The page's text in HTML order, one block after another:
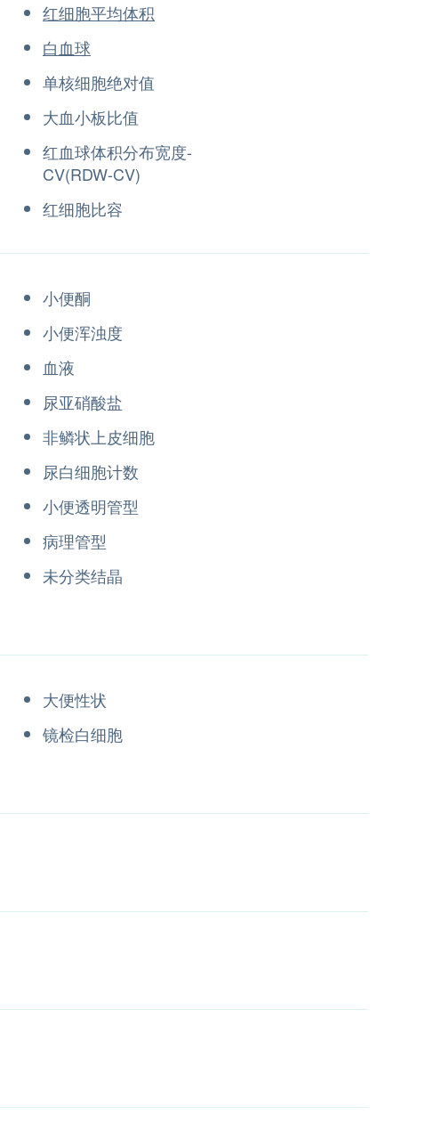
红细胞平均体积
白血球
单核细胞绝对值
大血小板比值
红血球体积分布宽度-
CV(RDW-CV)
红细胞比容
小便酮
小便浑浊度
血液
尿亚硝酸盐
非鳞状上皮细胞
尿白细胞计数
小便透明管型
病理管型
未分类结晶
大便性状
镜检白细胞